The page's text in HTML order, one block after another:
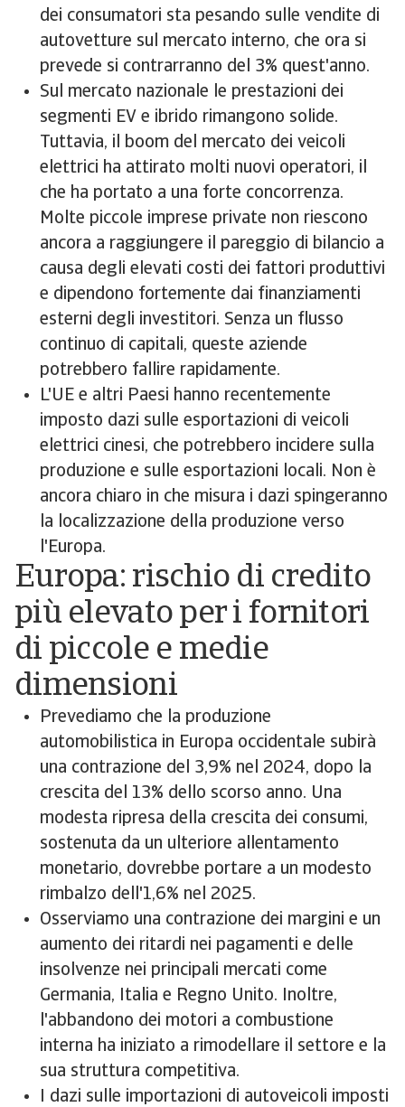
dei consumatori sta pesando sulle vendite di
autovetture sul mercato interno, che ora si
prevede si contrarranno del 3% quest'anno.
Sul mercato nazionale le prestazioni dei
segmenti EV e ibrido rimangono solide.
Tuttavia, il boom del mercato dei veicoli
elettrici ha attirato molti nuovi operatori, il
che ha portato a una forte concorrenza.
Molte piccole imprese private non riescono
ancora a raggiungere il pareggio di bilancio a
causa degli elevati costi dei fattori produttivi
e dipendono fortemente dai finanziamenti
esterni degli investitori. Senza un flusso
continuo di capitali, queste aziende
potrebbero fallire rapidamente.
L'UE e altri Paesi hanno recentemente
imposto dazi sulle esportazioni di veicoli
elettrici cinesi, che potrebbero incidere sulla
produzione e sulle esportazioni locali. Non è
ancora chiaro in che misura i dazi spingeranno
la localizzazione della produzione verso
l'Europa.
Europa: rischio di credito
più elevato per i fornitori
di piccole e medie
dimensioni
Prevediamo che la produzione
automobilistica in Europa occidentale subirà
una contrazione del 3,9% nel 2024, dopo la
crescita del 13% dello scorso anno. Una
modesta ripresa della crescita dei consumi,
sostenuta da un ulteriore allentamento
monetario, dovrebbe portare a un modesto
rimbalzo dell'1,6% nel 2025.
Osserviamo una contrazione dei margini e un
aumento dei ritardi nei pagamenti e delle
insolvenze nei principali mercati come
Germania, Italia e Regno Unito. Inoltre,
l'abbandono dei motori a combustione
interna ha iniziato a rimodellare il settore e la
sua struttura competitiva.
I dazi sulle importazioni di autoveicoli imposti